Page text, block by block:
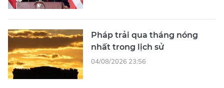
Pháp trải qua tháng nóng
nhất trong lịch sử
04/08/2026 23:56